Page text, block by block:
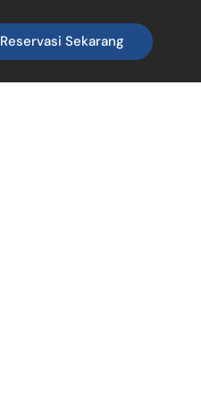
Reservasi Sekarang